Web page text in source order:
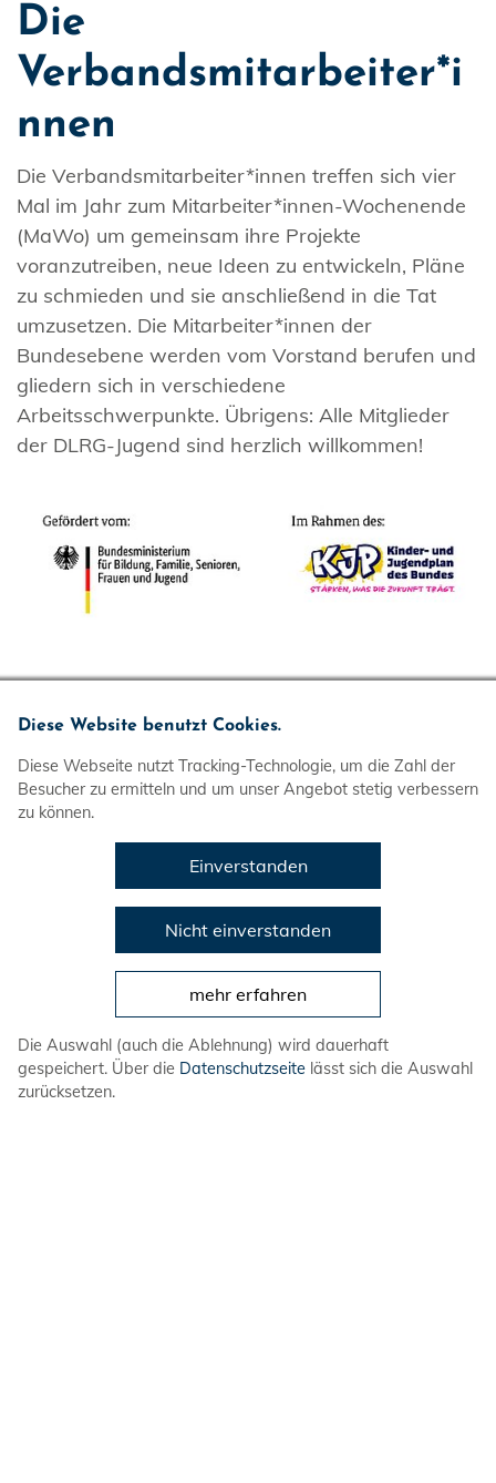
Die
Verbandsmitarbeiter*i
nnen
Die Verbandsmitarbeiter*innen treffen sich vier
Mal im Jahr zum Mitarbeiter*innen-Wochenende
(MaWo) um gemeinsam ihre Projekte
voranzutreiben, neue Ideen zu entwickeln, Pläne
zu schmieden und sie anschließend in die Tat
umzusetzen. Die Mitarbeiter*innen der
Bundesebene werden vom Vorstand berufen und
gliedern sich in verschiedene
Arbeitsschwerpunkte. Übrigens: Alle Mitglieder
der DLRG-Jugend sind herzlich willkommen!
Diese Website benutzt Cookies.
Diese Webseite nutzt Tracking-Technologie, um die Zahl der
Besucher zu ermitteln und um unser Angebot stetig verbessern
zu können.
Einverstanden
Nicht einverstanden
mehr erfahren
Die Auswahl (auch die Ablehnung) wird dauerhaft
gespeichert. Über die Datenschutzseite lässt sich die Auswahl
zurücksetzen.
Wir
Mitmachen
Veranstaltungen
Prävention von Gewalt
Bundesebene
IBAN: DE08 2559 1413 7307 6767 00
BIC: GENODEF1BCK